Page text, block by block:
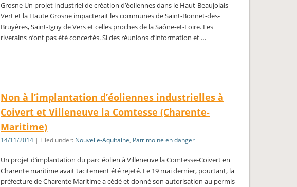
Grosne Un projet industriel de création d’éoliennes dans le Haut-Beaujolais
Vert et la Haute Grosne impacterait les communes de Saint-Bonnet-des-
Bruyères, Saint-Igny de Vers et celles proches de la Saône-et-Loire. Les
riverains n’ont pas été concertés. Si des réunions d’information et …
Non à l’implantation d’éoliennes industrielles à
Coivert et Villeneuve la Comtesse (Charente-
Maritime)
14/11/2014 | Filed under: Nouvelle-Aquitaine, Patrimoine en danger
Un projet d’implantation du parc éolien à Villeneuve la Comtesse-Coivert en
Charente maritime avait tacitement été rejeté. Le 19 mai dernier, pourtant, la
préfecture de Charente Maritime a cédé et donné son autorisation au permis